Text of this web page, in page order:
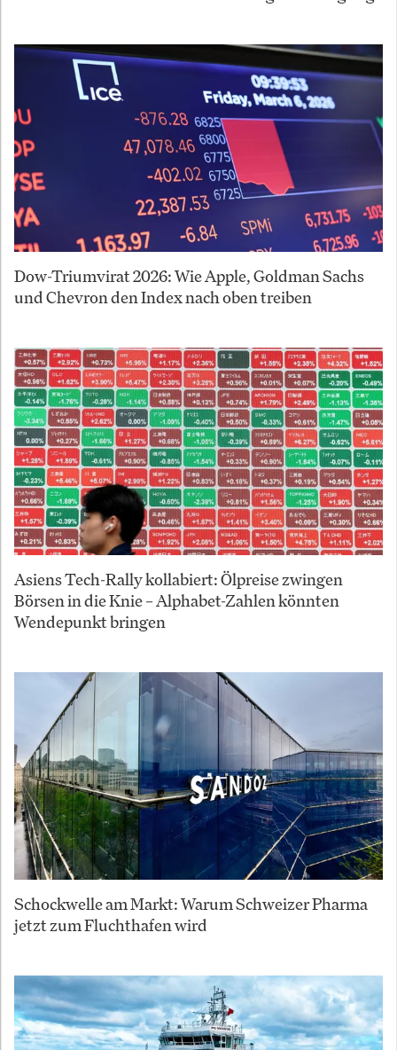
Dow-Triumvirat 2026: Wie Apple, Goldman Sachs
und Chevron den Index nach oben treiben
Asiens Tech-Rally kollabiert: Ölpreise zwingen
Börsen in die Knie – Alphabet-Zahlen könnten
Wendepunkt bringen
Schockwelle am Markt: Warum Schweizer Pharma
jetzt zum Fluchthafen wird